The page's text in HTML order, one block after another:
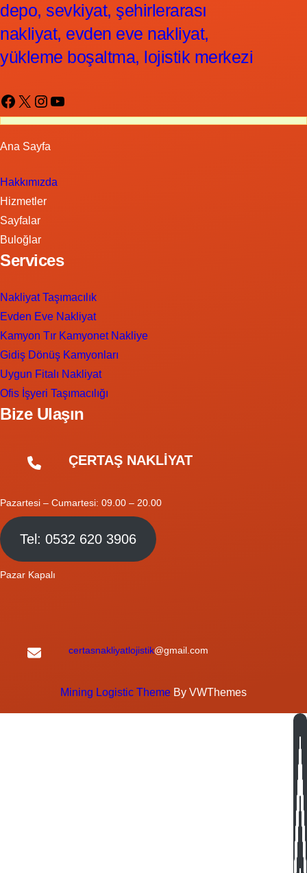
depo, sevkiyat, şehirlerarası
nakliyat, evden eve nakliyat,
yükleme boşaltma, lojistik merkezi
Facebook X Instagram YouTube
Ana Sayfa
Hakkımızda
Hizmetler
Sayfalar
Buloğlar
Services
Nakliyat Taşımacılık
Evden Eve Nakliyat
Kamyon Tır Kamyonet Nakliye
Gidiş Dönüş Kamyonları
Uygun Fitalı Nakliyat
Ofis İşyeri Taşımacılığı
Bize Ulaşın
ÇERTAŞ NAKLİYAT
Pazartesi – Cumartesi: 09.00 – 20.00
Tel: 0532 620 3906
Pazar Kapalı
certasnakliyatlojistik@gmail.com
Mining Logistic Theme By VWThemes